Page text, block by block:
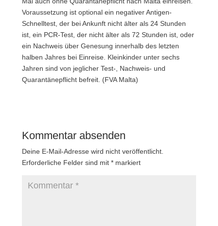
Voraussetzung ist optional ein negativer Antigen-
Schnelltest, der bei Ankunft nicht älter als 24 Stunden
ist, ein PCR-Test, der nicht älter als 72 Stunden ist, oder
ein Nachweis über Genesung innerhalb des letzten
halben Jahres bei Einreise. Kleinkinder unter sechs
Jahren sind von jeglicher Test-, Nachweis- und
Quarantänepflicht befreit. (FVA Malta)
Kommentar absenden
Deine E-Mail-Adresse wird nicht veröffentlicht.
Erforderliche Felder sind mit *markiert